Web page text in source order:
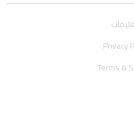
Privacy
Terms &